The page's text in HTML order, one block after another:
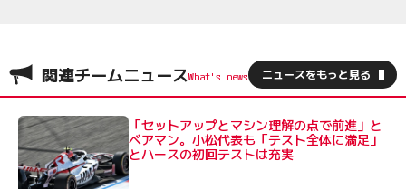
関連チームニュース ニュースをもっと見る
「セットアップとマシン理解の点で前進」と
ベアマン。小松代表も「テスト全体に満足」
とハースの初回テストは充実